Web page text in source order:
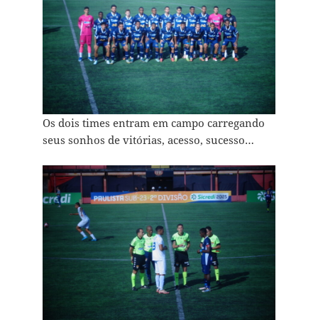
Os dois times entram em campo carregando
seus sonhos de vitórias, acesso, sucesso…